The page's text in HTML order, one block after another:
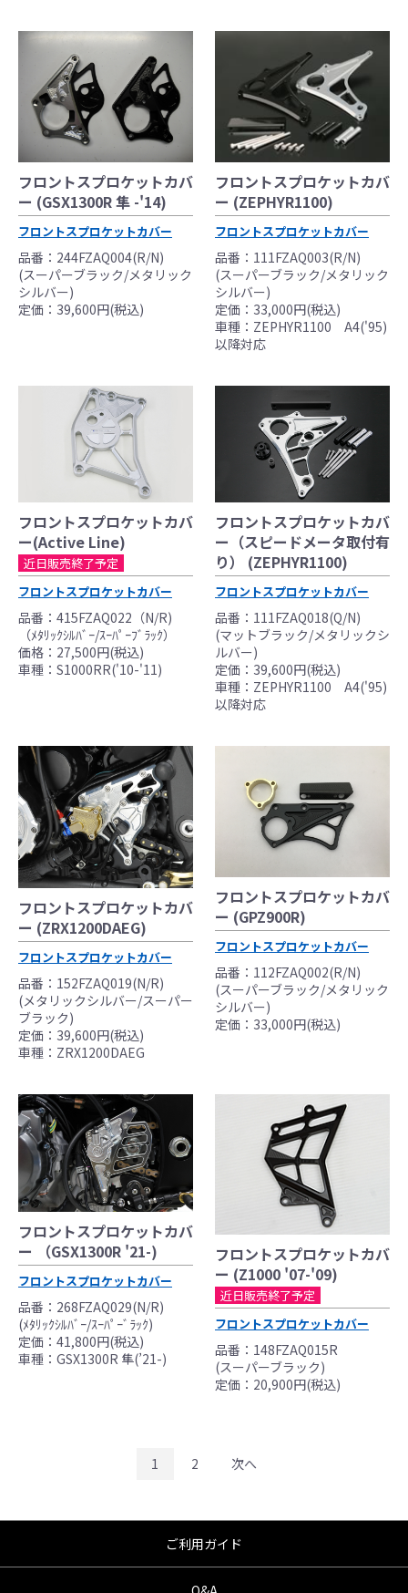
フロントスプロケットカバ
ー (GSX1300R 隼 -'14)
フロントスプロケットカバー
品番：244FZAQ004(R/N)
(スーパーブラック/メタリック
シルバー)
定価：39,600円(税込)
フロントスプロケットカバ
ー (ZEPHYR1100)
フロントスプロケットカバー
品番：111FZAQ003(R/N)
(スーパーブラック/メタリック
シルバー)
定価：33,000円(税込)
車種：ZEPHYR1100 A4('95)
以降対応
フロントスプロケットカバ
ー(Active Line)
近日販売終了予定
フロントスプロケットカバー
品番：415FZAQ022（N/R)
（ﾒﾀﾘｯｸｼﾙﾊﾞｰ/ｽｰﾊﾟｰﾌﾞﾗｯｸ）
価格：27,500円(税込)
車種：S1000RR('10-'11)
フロントスプロケットカバ
ー（スピードメータ取付有
り） (ZEPHYR1100)
フロントスプロケットカバー
品番：111FZAQ018(Q/N)
(マットブラック/メタリックシ
ルバー)
定価：39,600円(税込)
車種：ZEPHYR1100 A4('95)
以降対応
フロントスプロケットカバ
ー (ZRX1200DAEG)
フロントスプロケットカバー
品番：152FZAQ019(N/R)
(メタリックシルバー/スーパー
ブラック)
定価：39,600円(税込)
車種：ZRX1200DAEG
フロントスプロケットカバ
ー (GPZ900R)
フロントスプロケットカバー
品番：112FZAQ002(R/N)
(スーパーブラック/メタリック
シルバー)
定価：33,000円(税込)
フロントスプロケットカバ
ー （GSX1300R '21-)
フロントスプロケットカバー
品番：268FZAQ029(N/R)
(ﾒﾀﾘｯｸｼﾙﾊﾞｰ/ｽｰﾊﾟｰﾞﾗｯｸ)
定価：41,800円(税込)
車種：GSX1300R 隼(’21-)
フロントスプロケットカバ
ー (Z1000 '07-'09)
近日販売終了予定
フロントスプロケットカバー
品番：148FZAQ015R
(スーパーブラック)
定価：20,900円(税込)
1 2 次へ
ご利用ガイド